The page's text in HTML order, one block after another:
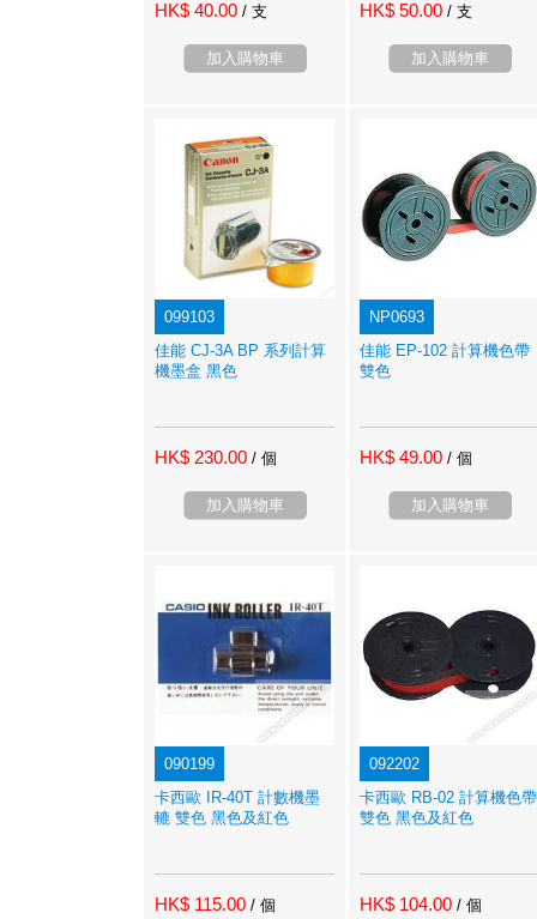
HK$ 40.00 / 支
加入購物車
HK$ 50.00 / 支
加入購物車
099103
佳能 CJ-3A BP 系列計算
機墨盒 黑色
HK$ 230.00 / 個
加入購物車
NP0693
佳能 EP-102 計算機色帶
雙色
HK$ 49.00 / 個
加入購物車
090199
卡西歐 IR-40T 計數機墨
轆 雙色 黑色及紅色
HK$ 115.00 / 個
092202
卡西歐 RB-02 計算機色帶
雙色 黑色及紅色
HK$ 104.00 / 個